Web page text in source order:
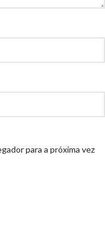
para a próxima vez